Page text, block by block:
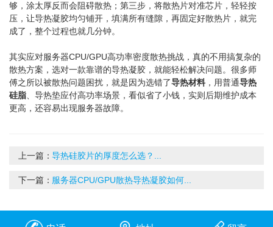
够，涂太厚反而会阻碍散热；第三步，将散热片对准芯片，轻轻按
压，让导热凝胶均匀铺开，填满所有缝隙，再固定好散热片，就完
成了，整个过程也就几分钟。
其实应对服务器CPU/GPU高功率密度散热挑战，真的不用搞复杂的
散热方案，选对一款靠谱的导热凝胶，就能轻松解决问题。很多师
傅之所以被散热问题困扰，就是因为选错了导热材料 ，用普通导热
硅脂、导热垫应付高功率场景，看似省了小钱，实则后期维护成本
更高，还容易出现服务器故障。
上一篇：导热硅胶片的厚度怎么选？...
下一篇： 服务器CPU/GPU散热导热凝胶如何...